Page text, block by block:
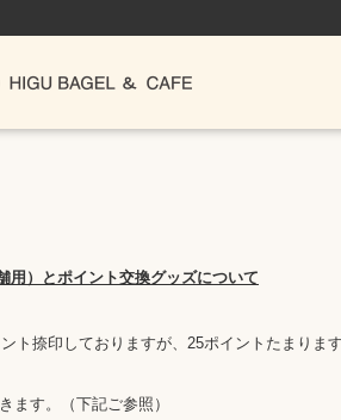
用）とポイント交換グッズについて
ト捺印しておりますが、25ポイントたまりま
ます。（下記ご参照）